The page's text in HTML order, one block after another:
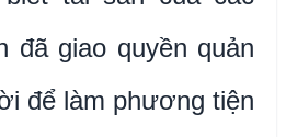
đã giao quyền quản
để làm phương tiện